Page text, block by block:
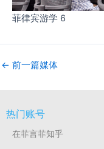
菲律宾游学 6
← 前一篇媒体
热门账号
在菲言菲知乎